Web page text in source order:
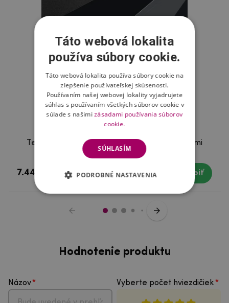
TemperScreen fixační tvrdené sklo pre Xiaomi
Redmi Note 4X
7.44 € Skladom Kúpiť
Hodnotenie produktu
Názov Vyberte počet hviezdičiek
Táto webová lokalita
používa súbory cookie.
Táto webová lokalita používa súbory cookie na
zlepšenie používateľskej skúsenosti.
Používaním našej webovej lokality vyjadrujete
súhlas s používaním všetkých súborov cookie v
súlade s našimizásadami používania súborov
cookie.
SÚHLASÍM
PODROBNÉ NASTAVENIA